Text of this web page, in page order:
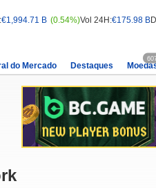
€1,994.71 B (0.54%)Vol 24H:€175.98 B
do Mercado Destaques